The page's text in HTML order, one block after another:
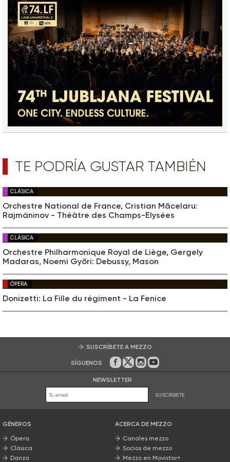
TE PODRÍA GUSTAR TAMBIÉN
CLÁSICA
Orchestre National de France, Cristian Măcelaru:
Rajmáninov - Théâtre des Champs-Elysées
CLÁSICA
Orchestre Philharmonique Royal de Liège, Gergely
Madaras, Noemi Győri: Debussy, Mason
ÓPERA
Donizetti: La Fille du régiment - La Fenice
SUSCRÍBETE A MEZZO
SÍGUENOS En Facebook
En Twitter
En Instagram
En Youtube
NEWSLETTER
SUSCRÍBETE
GÉNEROS
Ópera
Clásica
Danza
ACERCA DE MEZZO
Canales mezzo
Socios de mezzo
Mezzo en Movistar+